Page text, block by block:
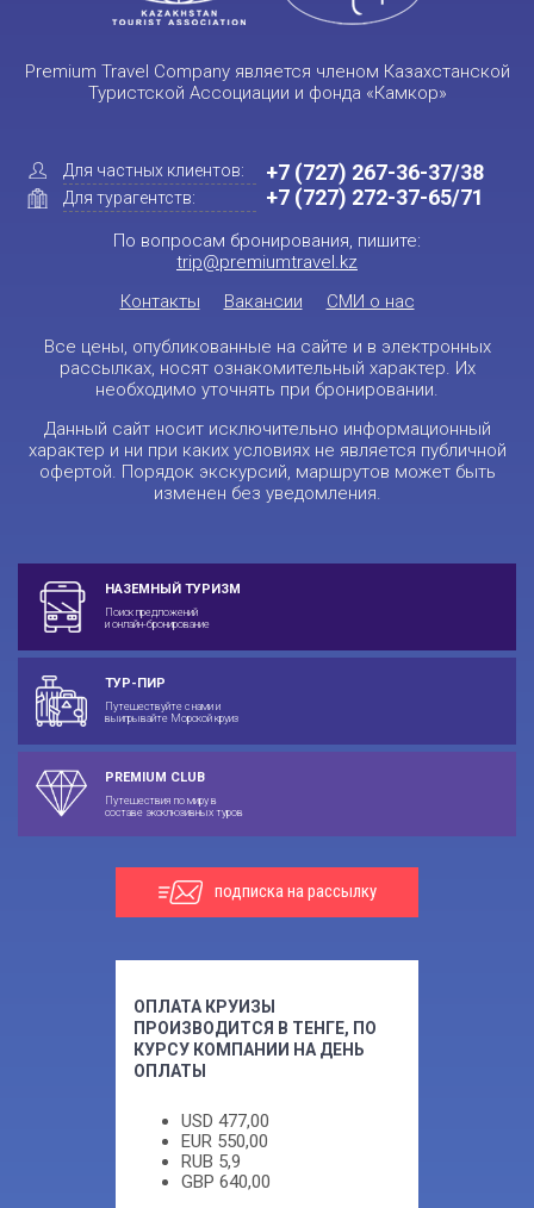
Premium Travel Company является членом Казахстанской
Туристской Ассоциации и фонда «Камкор»
Для частных клиентов:
Для турагентств:
+7 (727) 267-36-37/38
+7 (727) 272-37-65/71
По вопросам бронирования, пишите:
trip@premiumtravel.kz
Контакты
Вакансии СМИ о нас
Все цены, опубликованные на сайте и в электронных
рассылках, носят ознакомительный характер. Их
необходимо уточнять при бронировании.
Данный сайт носит исключительно информационный
характер и ни при каких условиях не является публичной
офертой. Порядок экскурсий, маршрутов может быть
изменен без уведомления.
НАЗЕМНЫЙ ТУРИЗМ
Поиск предложений
и онлайн-бронирование
ТУР-ПИР
Путешествуйте с нами и
выигрывайте Морской круиз
PREMIUM CLUB
Путешествия по миру в
составе эксклюзивных туров
подписка на рассылку
ОПЛАТА КРУИЗЫ
ПРОИЗВОДИТСЯ В ТЕНГЕ, ПО
КУРСУ КОМПАНИИ НА ДЕНЬ
ОПЛАТЫ
USD 477,00
EUR 550,00
RUB 5,9
GBP 640,00